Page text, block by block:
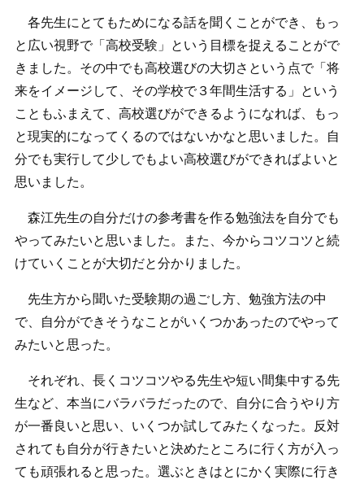
各先生にとてもためになる話を聞くことができ、もっ
と広い視野で「高校受験」という目標を捉えることがで
きました。その中でも高校選びの大切さという点で「将
来をイメージして、その学校で３年間生活する」という
こともふまえて、高校選びができるようになれば、もっ
と現実的になってくるのではないかなと思いました。自
分でも実行して少しでもよい高校選びができればよいと
思いました。
森江先生の自分だけの参考書を作る勉強法を自分でも
やってみたいと思いました。また、今からコツコツと続
けていくことが大切だと分かりました。
先生方から聞いた受験期の過ごし方、勉強方法の中
で、自分ができそうなことがいくつかあったのでやって
みたいと思った。
それぞれ、長くコツコツやる先生や短い間集中する先
生など、本当にバラバラだったので、自分に合うやり方
が一番良いと思い、いくつか試してみたくなった。反対
されても自分が行きたいと決めたところに行く方が入っ
ても頑張れると思った。選ぶときはとにかく実際に行き